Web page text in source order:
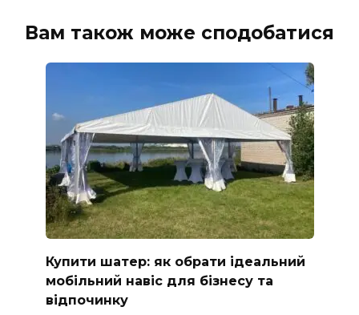
Вам також може сподобатися
Купити шатер: як обрати ідеальний
мобільний навіс для бізнесу та
відпочинку